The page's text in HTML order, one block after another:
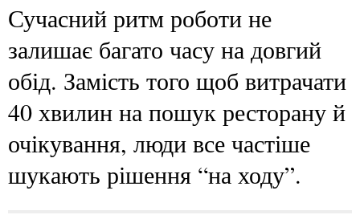
Сучасний ритм роботи не
залишає багато часу на довгий
обід. Замість того щоб витрачати
40 хвилин на пошук ресторану й
очікування, люди все частіше
шукають рішення “на ходу”.